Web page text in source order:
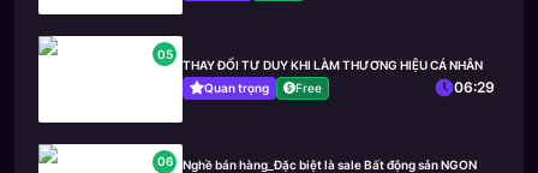
05
THAY ĐỔI TƯ DUY KHI LÀM THƯƠNG HIỆU CÁ NHÂN
Quan trọng
Free 06:29
06
Nghề bán hàng_Đặc biệt là sale Bất động sản NGON